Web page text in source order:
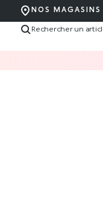
NOS MAGASINS